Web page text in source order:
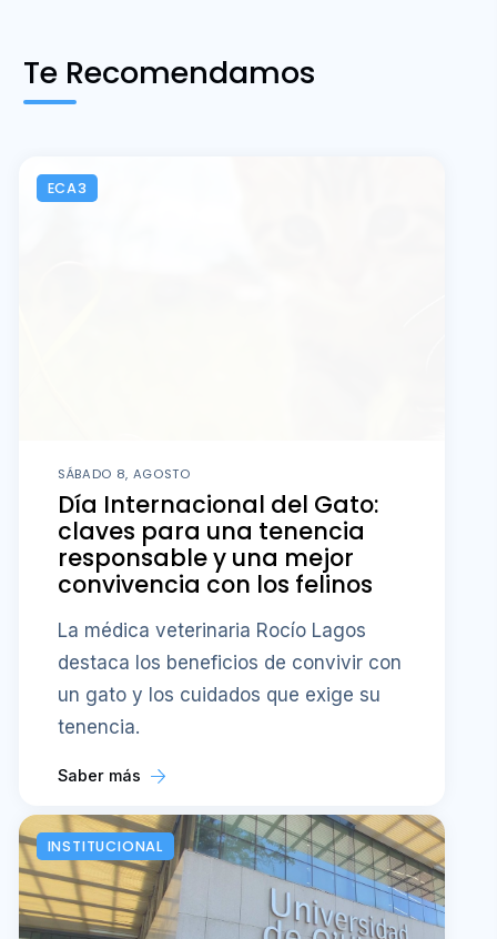
Te Recomendamos
ECA3
SÁBADO 8, AGOSTO
Día Internacional del Gato:
claves para una tenencia
responsable y una mejor
convivencia con los felinos
La médica veterinaria Rocío Lagos
destaca los beneficios de convivir con
un gato y los cuidados que exige su
tenencia.
Saber más
INSTITUCIONAL